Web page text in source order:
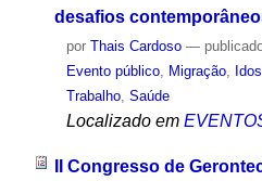
desafios
por Thais Cardoso —
Evento público, Migração,
Trabalho, Saúde
Localizado em
II Congresso de